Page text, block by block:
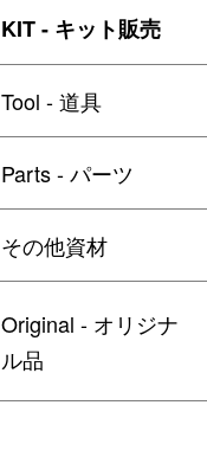
KIT - キット販売
Tool - 道具
Parts - パーツ
その他資材
Original - オリジナ
ル品